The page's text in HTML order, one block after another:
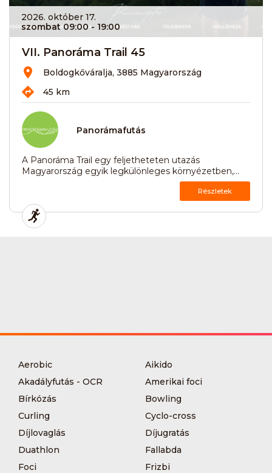
2026. október 17.
szombat 09:00- 19:00
VII. Panoráma Trail 45
Boldogkőváralja, 3885 Magyarország
45 km
Panorámafutás
A Panoráma Trail egy feljetheteten utazás
Magyarország egyik legkülönleges környézetben,...
Részletek
Aerobic
Aikido
Akadályfutás - OCR
Amerikai foci
Bírkózás
Bowling
Curling
Cyclo-cross
Díjlovaglás
Díjugratás
Duathlon
Fallabda
Foci
Frizbi